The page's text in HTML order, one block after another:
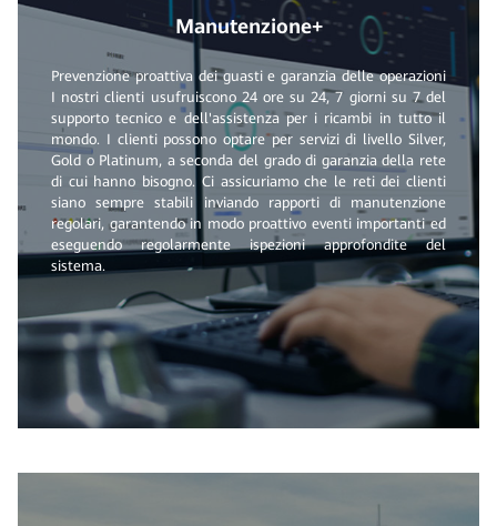
Manutenzione+
Prevenzione proattiva dei guasti e garanzia delle operazioni
I nostri clienti usufruiscono 24 ore su 24, 7 giorni su 7 del
supporto tecnico e dell'assistenza per i ricambi in tutto il
mondo. I clienti possono optare per servizi di livello Silver,
Gold o Platinum, a seconda del grado di garanzia della rete
di cui hanno bisogno. Ci assicuriamo che le reti dei clienti
siano sempre stabili inviando rapporti di manutenzione
regolari, garantendo in modo proattivo eventi importanti ed
eseguendo regolarmente ispezioni approfondite del
sistema.